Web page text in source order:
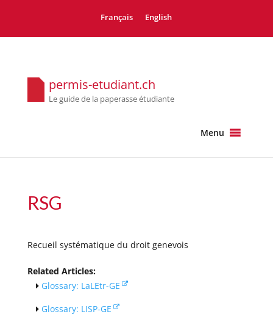
Français English
permis-etudiant.ch
Le guide de la paperasse étudiante
Menu
RSG
Recueil systématique du droit genevois
Related Articles:
Glossary: LaLEtr-GE
Glossary: LISP-GE